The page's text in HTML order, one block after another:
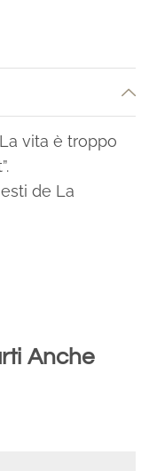
vita è troppo
de La
Anche